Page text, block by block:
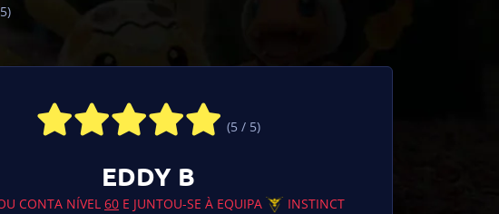
(5 / 5)
EDDY B
CONTA NÍVEL 60 E JUNTOU-SE À EQUIPA INSTINCT